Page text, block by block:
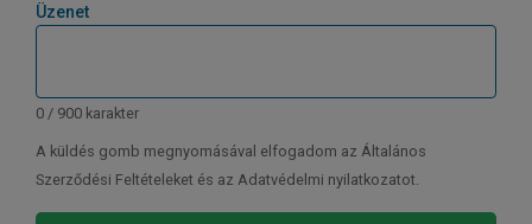
Üzenet
0 / 900 karakter
A küldés gomb megnyomásával elfogadom az Általános
Szerződési Feltételeket és az Adatvédelmi nyilatkozatot.